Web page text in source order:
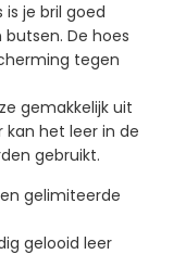
je bril goed
De hoes
tegen
gemakkelijk uit
kan het leer in de
gebruikt.
gelimiteerde
gelooid leer